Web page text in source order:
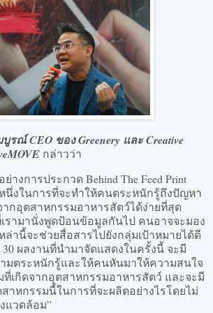
ณ์ CEO ของ Greenery และ Creative
กล่าวว่า
างการประกวด Behind The Feed Print
นึ่งในการที่จะทำให้คนตระหนักรู้ถึงปัญหา
ากอุตสาหกรรมอาหารสัตว์ได้ง่ายที่สุด
เรามานั่งพูดป้อนข้อมูลกันไป คนอาจจะมอง
ล่านี้จะช่วยสื่อสารไปยังกลุ่มเป้าหมายได้ดี
30 ผลงานที่นำมาจัดแสดงในครั้งนี้ จะมี
มตระหนักรู้และให้คนหันมาให้ความสนใจ
เกิดจากอุตสาหกรรมอาหารสัตว์ และจะมี
าหกรรมนี้ในการที่จะผลิตอย่างไรโดยไม่
แวดล้อม”